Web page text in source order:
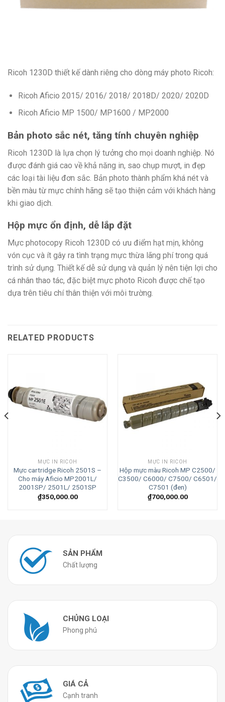
Ricoh 1230D thiết kế dành riêng cho dòng máy photo Ricoh:
Ricoh Aficio 2015/ 2016/ 2018/ 2018D/ 2020/ 2020D
Ricoh Aficio MP 1500/ MP1600 / MP2000
Bản photo sắc nét, tăng tính chuyên nghiệp
Ricoh 1230D là lựa chọn lý tưởng cho mọi doanh nghiệp. Nó
được đánh giá cao về khả năng in, sao chụp mượt, in đẹp
các loại tài liệu đơn sắc. Bản photo thành phẩm khá nét và
bền màu từ mực chính hãng sẽ tạo thiện cảm với khách hàng
khi giao dịch.
Hộp mực ổn định, dễ lắp đặt
Mực photocopy Ricoh 1230D có ưu điểm hạt mịn, không
vón cục và ít gây ra tình trạng mực thừa lãng phí trong quá
trình sử dụng. Thiết kế dễ sử dụng và quản lý nên tiện lợi cho
cá nhân thao tác, đặc biệt mực photo Ricoh được chế tạo
dựa trên tiêu chí thân thiện với môi trường.
RELATED PRODUCTS
MỰC IN RICOH
Mực cartridge Ricoh 2501S –
Cho máy Aficio MP2001L/
2001SP/ 2501L/ 2501SP
₫350,000.00
MỰC IN RICOH
Hộp mực màu Ricoh MP C2500/
C3500/ C6000/ C7500/ C6501/
C7501 (đen)
₫700,000.00
SẢN PHẨM
Chất lượng
CHỦNG LOẠI
Phong phú
GIÁ CẢ
Cạnh tranh